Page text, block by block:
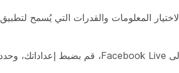
لاختيار المعلومات والقدرات التي يُسمح لتطبيق Webex بالوصول إليها من حسابك على فيسبوك. حدد